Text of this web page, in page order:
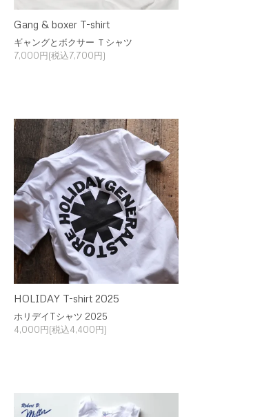
Gang & boxer T-shirt
ギャングとボクサー Ｔシャツ
7,000円(税込7,700円)
HOLIDAY T-shirt 2025
ホリデイTシャツ 2025
4,000円(税込4,400円)